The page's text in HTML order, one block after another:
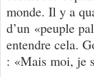
monde. Il y a
d’un «peuple
entendre cela.
: «Mais moi, je